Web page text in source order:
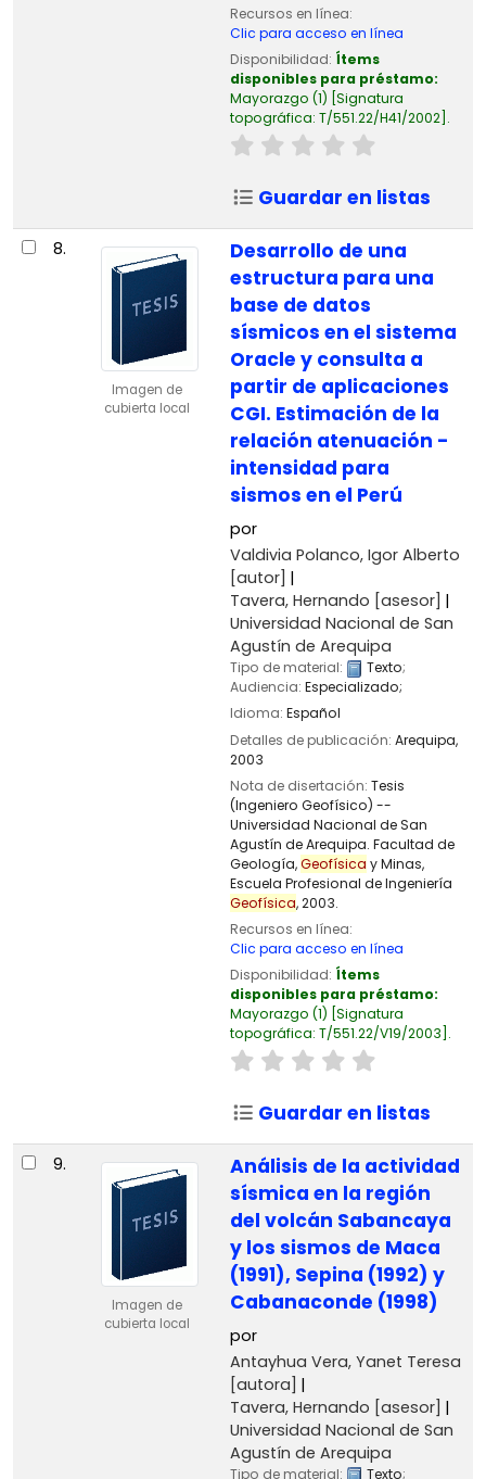
Recursos en línea:
Clic para acceso en línea
Disponibilidad: Ítems
disponibles para préstamo:
Mayorazgo (1) Signatura
topográfica: T/551.22/H41/2002 .
Guardar en listas
8.
Imagen de
cubierta local
Desarrollo de una
estructura para una
base de datos
sísmicos en el sistema
Oracle y consulta a
partir de aplicaciones
CGI. Estimación de la
relación atenuación -
intensidad para
sismos en el Perú
por
Valdivia Polanco, Igor Alberto
[autor]
Tavera, Hernando [asesor]
Universidad Nacional de San
Agustín de Arequipa
Tipo de material: Texto;
Audiencia: Especializado;
Idioma: Español
Detalles de publicación: Arequipa,
2003
Nota de disertación: Tesis
(Ingeniero Geofísico) --
Universidad Nacional de San
Agustín de Arequipa. Facultad de
Geología,Geofísica y Minas,
Escuela Profesional de Ingeniería
Geofísica, 2003.
Recursos en línea:
Clic para acceso en línea
Disponibilidad: Ítems
disponibles para préstamo:
Mayorazgo (1) Signatura
topográfica: T/551.22/V19/2003 .
Guardar en listas
9.
Imagen de
cubierta local
Análisis de la actividad
sísmica en la región
del volcán Sabancaya
y los sismos de Maca
(1991), Sepina (1992) y
Cabanaconde (1998)
por
Antayhua Vera, Yanet Teresa
[autora]
Tavera, Hernando [asesor]
Universidad Nacional de San
Agustín de Arequipa
Tipo de material: Texto;